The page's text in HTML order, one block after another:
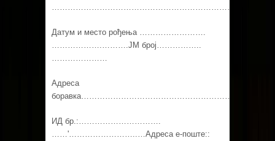
Датум и место рођења …………………….
……………….……….ЈМ број……………..
…………………
Адреса
ИД бр.:………………………….
……'……………………..…Адреса е-поште::